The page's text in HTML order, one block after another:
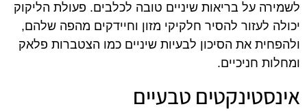
לשמירה על בריאות שיניים טובה לכלבים. פעולת הליקוק
יכולה לעזור להסיר חלקיקי מזון וחיידקים מהפה שלהם,
ולהפחית את הסיכון לבעיות שיניים כמו הצטברות פלאק
ומחלות חניכיים.
אינסטינקטים טבעיים